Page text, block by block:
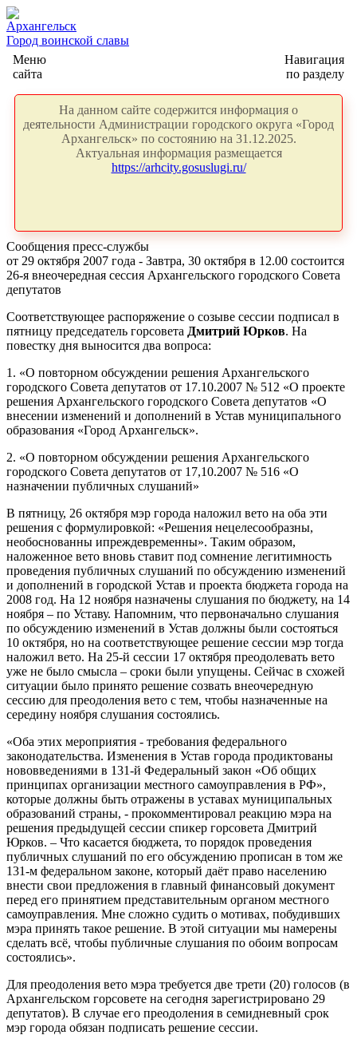
Архангельск
Город воинской славы
Меню
сайта
Навигация
по разделу
На данном сайте содержится информация о
деятельности Администрации городского округа «Город
Архангельск» по состоянию на 31.12.2025.
Актуальная информация размещается
https://arhcity.gosuslugi.ru/
Сообщения пресс-службы
от 29 октября 2007 года - Завтра, 30 октября в 12.00 состоится
26-я внеочередная сессия Архангельского городского Совета
депутатов
Соответствующее распоряжение о созыве сессии подписал в
пятницу председатель горсовета Дмитрий Юрков. На
повестку дня выносится два вопроса:
1. «О повторном обсуждении решения Архангельского
городского Совета депутатов от 17.10.2007 № 512 «О проекте
решения Архангельского городского Совета депутатов «О
внесении изменений и дополнений в Устав муниципального
образования «Город Архангельск».
2. «О повторном обсуждении решения Архангельского
городского Совета депутатов от 17,10.2007 № 516 «О
назначении публичных слушаний»
В пятницу, 26 октября мэр города наложил вето на оба эти
решения с формулировкой: «Решения нецелесообразны,
необоснованны ипреждевременны». Таким образом,
наложенное вето вновь ставит под сомнение легитимность
проведения публичных слушаний по обсуждению изменений
и дополнений в городской Устав и проекта бюджета города на
2008 год. На 12 ноября назначены слушания по бюджету, на 14
ноября – по Уставу. Напомним, что первоначально слушания
по обсуждению изменений в Устав должны были состояться
10 октября, но на соответствующее решение сессии мэр тогда
наложил вето. На 25-й сессии 17 октября преодолевать вето
уже не было смысла – сроки были упущены. Сейчас в схожей
ситуации было принято решение созвать внеочередную
сессию для преодоления вето с тем, чтобы назначенные на
середину ноября слушания состоялись.
«Оба этих мероприятия - требования федерального
законодательства. Изменения в Устав города продиктованы
нововведениями в 131-й Федеральный закон «Об общих
принципах организации местного самоуправления в РФ»,
которые должны быть отражены в уставах муниципальных
образований страны, - прокомментировал реакцию мэра на
решения предыдущей сессии спикер горсовета Дмитрий
Юрков. – Что касается бюджета, то порядок проведения
публичных слушаний по его обсуждению прописан в том же
131-м федеральном законе, который даёт право населению
внести свои предложения в главный финансовый документ
перед его принятием представительным органом местного
самоуправления. Мне сложно судить о мотивах, побудивших
мэра принять такое решение. В этой ситуации мы намерены
сделать всё, чтобы публичные слушания по обоим вопросам
состоялись».
Для преодоления вето мэра требуется две трети (20) голосов (в
Архангельском горсовете на сегодня зарегистрировано 29
депутатов). В случае его преодоления в семидневный срок
мэр города обязан подписать решение сессии.